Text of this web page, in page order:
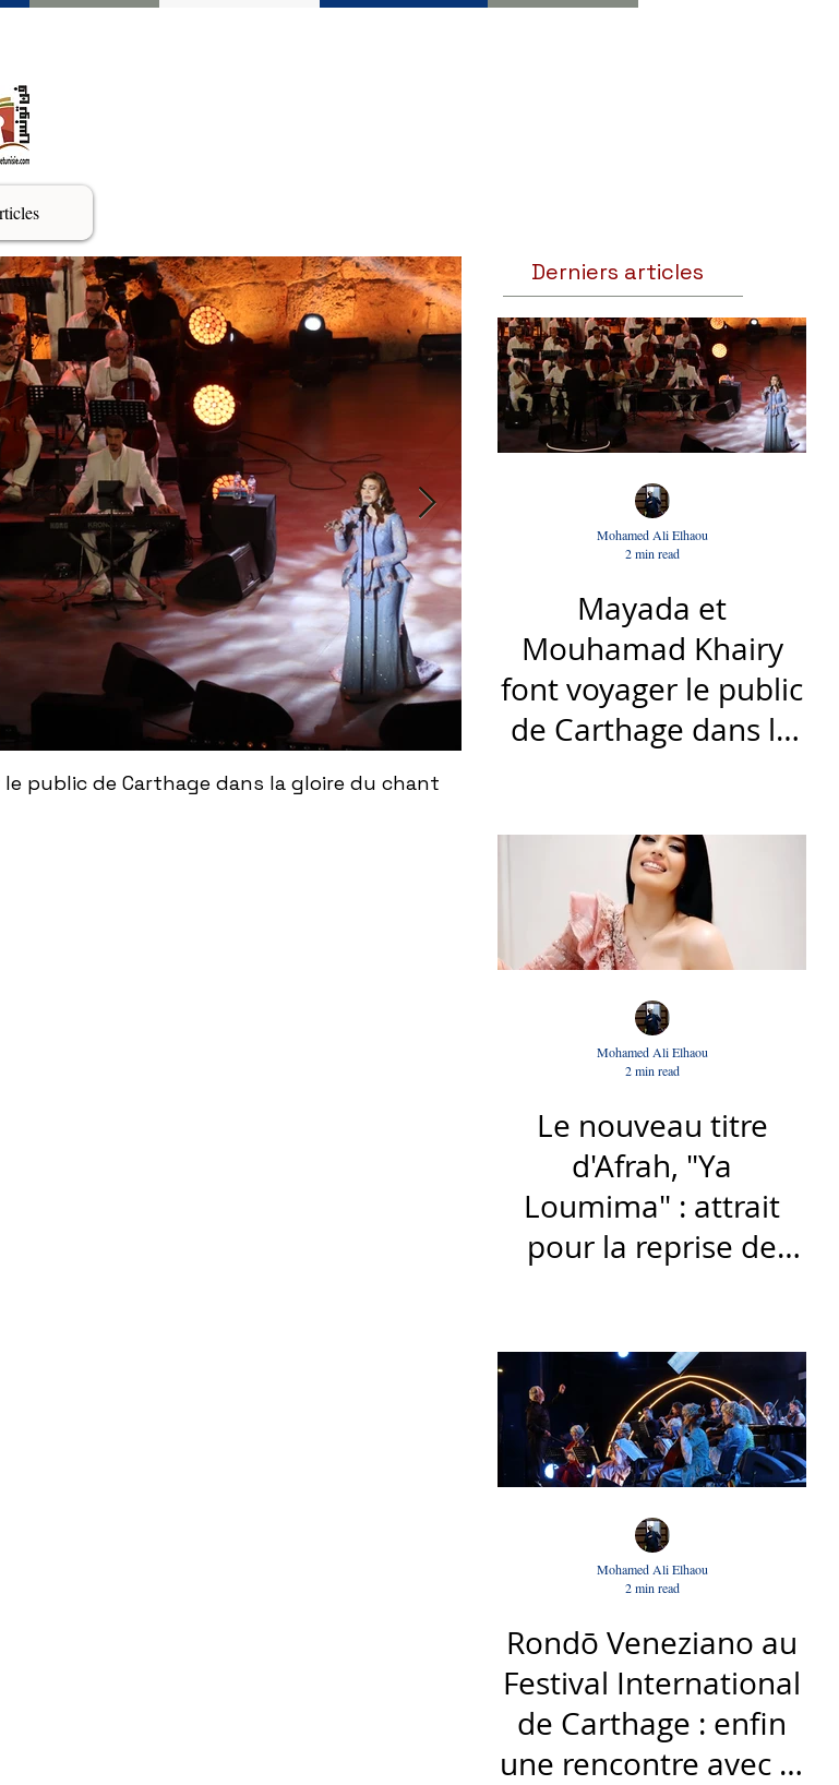
public de Carthage dans la gloire du chant
Derniers articles
Mayada et
Mouhamad Khairy
font voyager le public
de Carthage dans la
d'antan
Mohamed Ali Elhaou
2 min read
Le nouveau titre
d'Afrah, "Ya
Loumima" : attrait
pour la reprise de
Mohamed Ali Elhaou
2 min read
Rondō Veneziano au
Festival International
de Carthage : enfin
une rencontre avec le
Mohamed Ali Elhaou
2 min read